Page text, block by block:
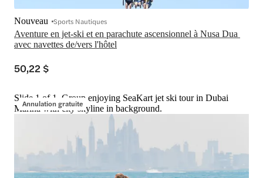
Aventure en jet-ski et en parachute ascensionnel à Nusa Dua
avec navettes de/vers l'hôtel
Nouveau Sports Nautiques
50,22 $
Annulation gratuite
Slide 1 of 1, Group enjoying SeaKart jet ski tour in Dubai
Marina with city skyline in background.